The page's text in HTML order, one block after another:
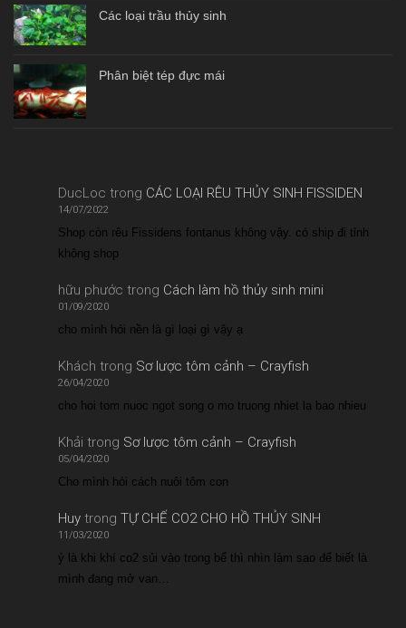
Các loại trầu thủy sinh
Phân biệt tép đực mái
DucLoc trong CÁC LOẠI RÊU THỦY SINH FISSIDEN
14/07/2022
Shop còn rêu Fissidens fontanus không vậy. có ship đi tỉnh
không shop
hữu phước trong Cách làm hồ thủy sinh mini
01/09/2020
cho mình hỏi nền là gì loại gì vậy ạ
Khách trong Sơ lược tôm cảnh – Crayfish
26/04/2020
cho hoi tom nuoc ngot song o mo truong nhiet la bao nhieu
Khải trong Sơ lược tôm cảnh – Crayfish
05/04/2020
Cho mình hỏi cách nuôi tôm con
Huytrong TỰ CHẾ CO2 CHO HỒ THỦY SINH
11/03/2020
ý là khi khí co2 sủi vào trong bể thì nhìn làm sao để biết là
mình đang mở van…